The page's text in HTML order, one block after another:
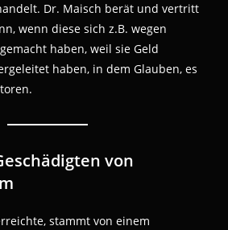
Dr. Maisch berät und vertritt
wenn diese sich z.B. wegen
haben, weil sie Geld
haben, in dem Glauben, es
von
stammt von einem